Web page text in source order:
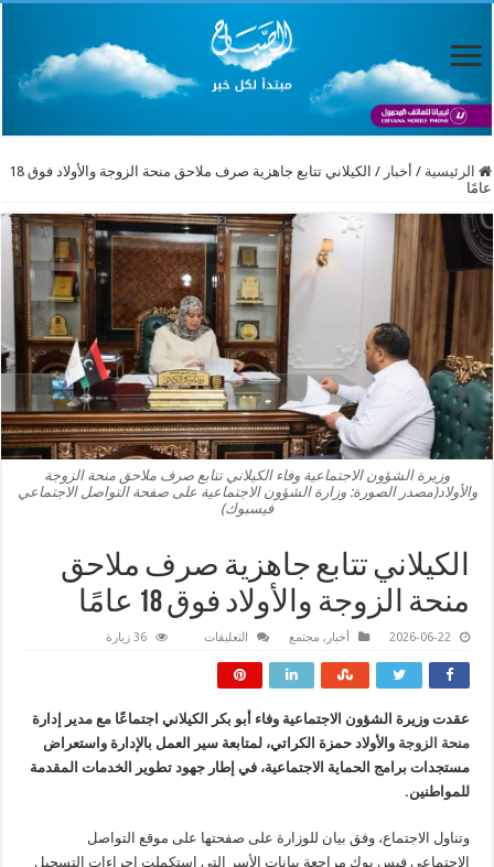
الرئيسية / أخبار /
الكيلاني تتابع جاهزية صرف ملاحق منحة الزوجة والأولاد فوق 18
عامًا
وزيرة الشؤون الاجتماعية وفاء الكيلاني تتابع صرف ملاحق منحة الزوجة
والأولاد(مصدر الصورة: وزارة الشؤون الاجتماعية على صفحة التواصل الاجتماعي
فيسبوك)
الكيلاني تتابع جاهزية صرف ملاحق
منحة الزوجة والأولاد فوق 18 عامًا
2026-06-22 أخبار , مجتمع التعليقات
منحة
الزوجة
والأولاد
فوق
18
36 زيارة
عقدت وزيرة الشؤون الاجتماعية وفاء أبو بكر الكيلاني اجتماعًا مع مدير إدارة
منحة الزوجة والأولاد حمزة الكراتي، لمتابعة سير العمل بالإدارة واستعراض
مستجدات برامج الحماية الاجتماعية، في إطار جهود تطوير الخدمات المقدمة
للمواطنين.
وتناول الاجتماع، وفق بيان للوزارة على صفحتها على موقع التواصل
الاجتماعي فيس بوك مراجعة بيانات الأسر التي استكملت إجراءات التسجيل